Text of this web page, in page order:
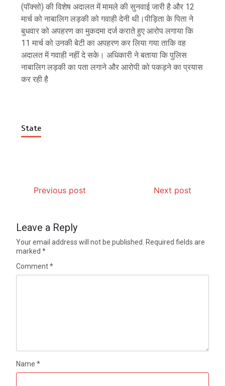
(पॉक्सो) की विशेष अदालत में मामले की सुनवाई जारी है और 12
मार्च को नाबालिग लड़की को गवाही देनी थी।पीड़िता के पिता ने
बुधवार को अपहरण का मुकदमा दर्ज कराते हुए आरोप लगाया कि
11 मार्च को उनकी बेटी का अपहरण कर लिया गया ताकि वह
अदालत में गवाही नहीं दे सके। अधिकारी ने बताया कि पुलिस
नाबालिग लड़की का पता लगाने और आरोपी को पकड़ने का प्रयास
कर रही है
State
Previous post Next post
Leave a Reply
Your email address will not be published. Required fields are
marked*
Comment*
Name*